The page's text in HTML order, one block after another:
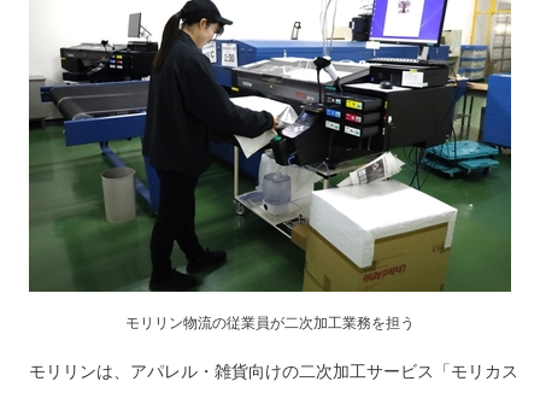
モリリン物流の従業員が二次加工業務を担う
モリリンは、アパレル・雑貨向けの二次加工サービス「モリカス